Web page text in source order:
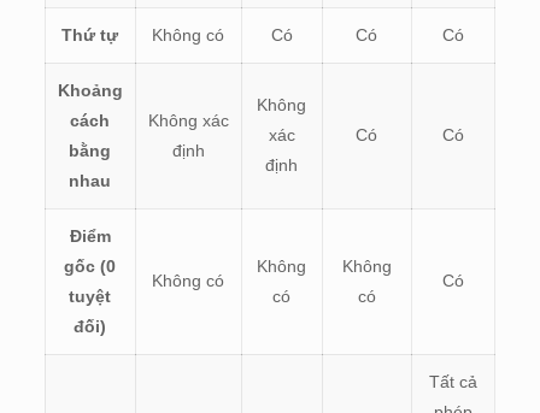
Thứ tự Không có Có Có Có
Khoảng
cách
bằng
nhau
Không xác
định
Không
xác
định
Có Có
Điểm
gốc (0
tuyệt
đối)
Không có
Không
có
Không
có
Có
Tất cả